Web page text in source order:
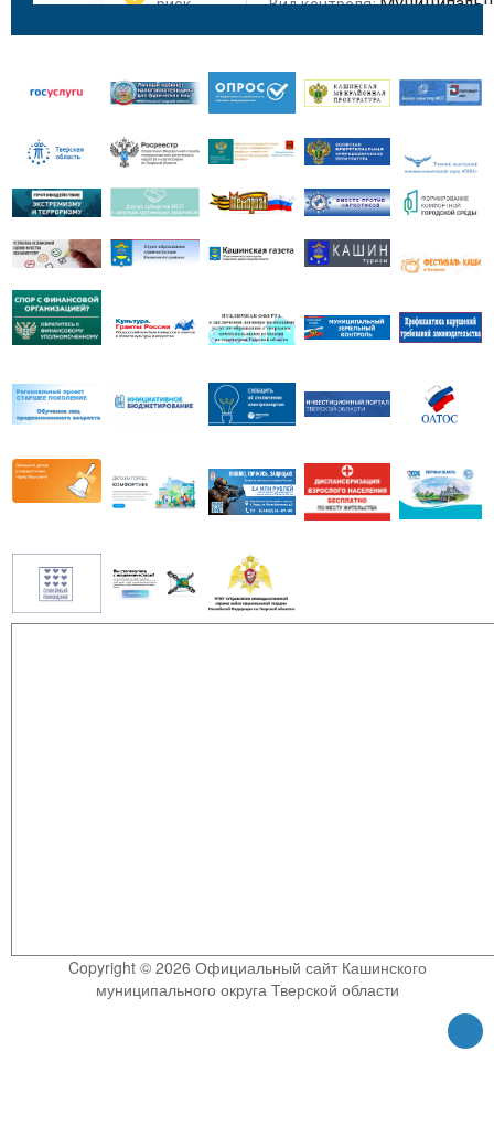
Copyright © 2026 Официальный сайт Кашинского
муниципального округа Тверской области